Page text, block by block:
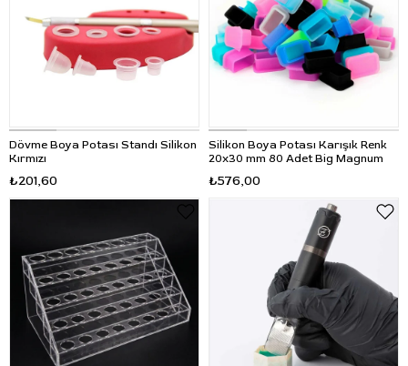
Dövme Boya Potası Standı Silikon
Kırmızı
₺201,60
Silikon Boya Potası Karışık Renk
20x30 mm 80 Adet Big Magnum
₺576,00